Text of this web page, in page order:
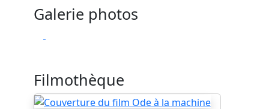
Galerie photos
Filmothèque